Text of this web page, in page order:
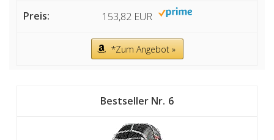
153,82 EUR
*Zum Angebot »
6